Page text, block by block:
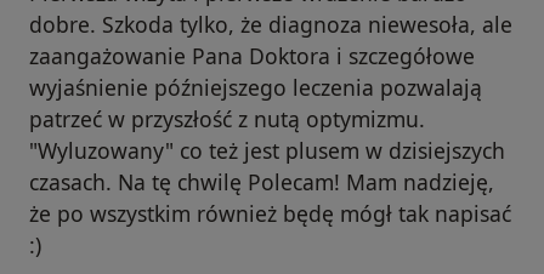
dobre. Szkoda tylko, że diagnoza niewesoła, ale
zaangażowanie Pana Doktora i szczegółowe
wyjaśnienie późniejszego leczenia pozwalają
patrzeć w przyszłość z nutą optymizmu.
"Wyluzowany" co też jest plusem w dzisiejszych
czasach. Na tę chwilę Polecam! Mam nadzieję,
że po wszystkim również będę mógł tak napisać
:)